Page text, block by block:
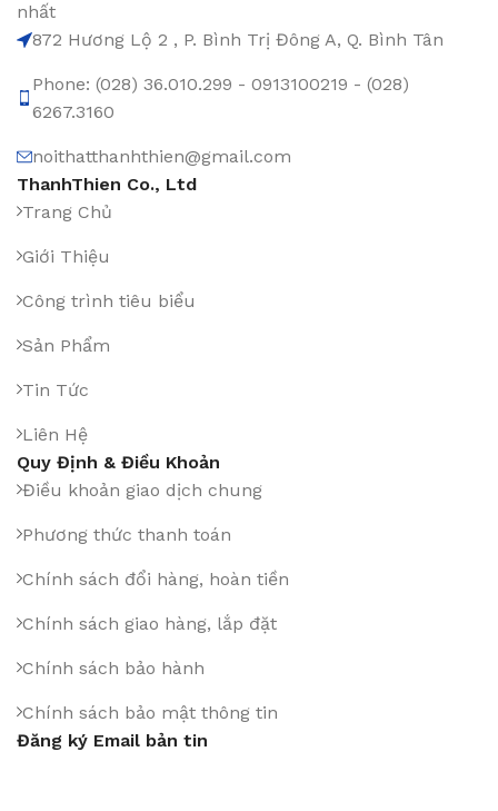
nhất
872 Hương Lộ 2 , P. Bình Trị Đông A, Q. Bình Tân
Phone: (028) 36.010.299 - 0913100219 - (028)
6267.3160
noithatthanhthien@gmail.com
ThanhThien Co., Ltd
Trang Chủ
Giới Thiệu
Công trình tiêu biểu
Sản Phẩm
Tin Tức
Liên Hệ
Quy Định & Điều Khoản
Điều khoản giao dịch chung
Phương thức thanh toán
Chính sách đổi hàng, hoàn tiền
Chính sách giao hàng, lắp đặt
Chính sách bảo hành
Chính sách bảo mật thông tin
Đăng ký Email bản tin